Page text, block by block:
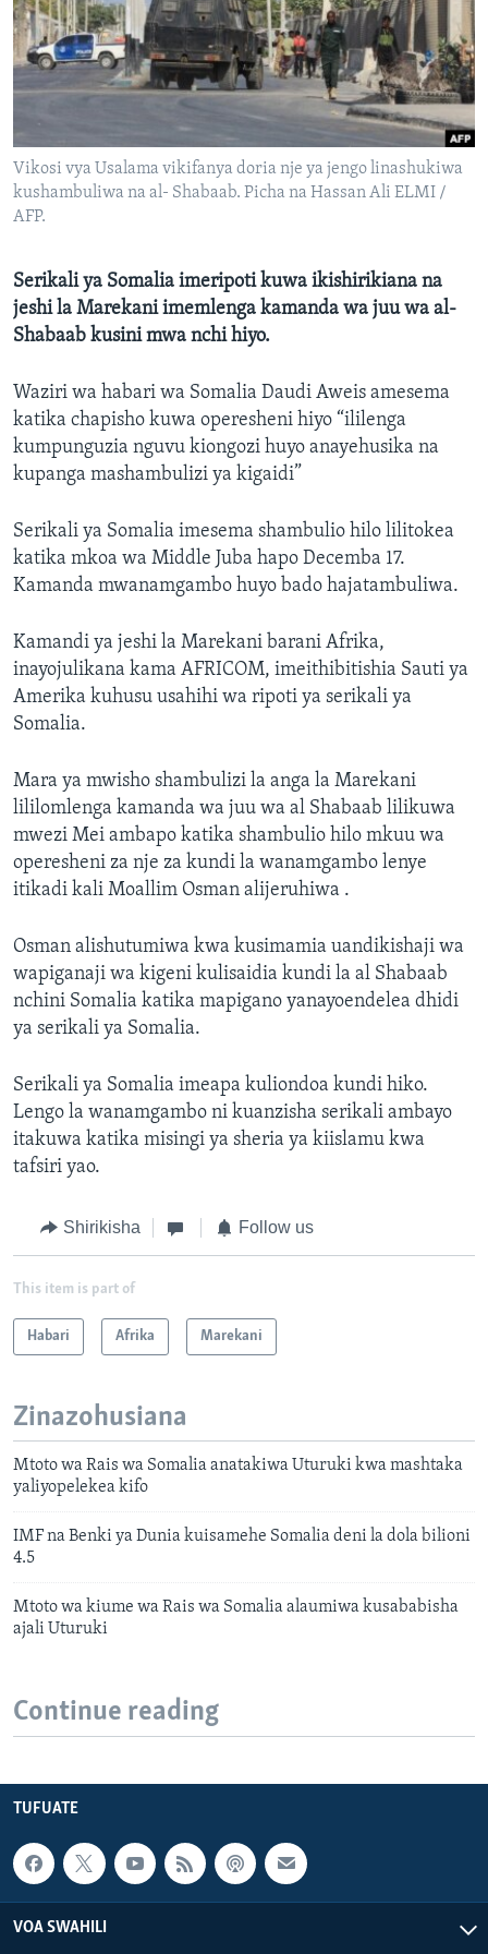
Vikosi vya Usalama vikifanya doria nje ya jengo linashukiwa
kushambuliwa na al- Shabaab. Picha na Hassan Ali ELMI /
AFP.
Serikali ya Somalia imeripoti kuwa ikishirikiana na
jeshi la Marekani imemlenga kamanda wa juu wa al-
Shabaab kusini mwa nchi hiyo.
Waziri wa habari wa Somalia Daudi Aweis amesema
katika chapisho kuwa operesheni hiyo “ililenga
kumpunguzia nguvu kiongozi huyo anayehusika na
kupanga mashambulizi ya kigaidi”
Serikali ya Somalia imesema shambulio hilo lilitokea
katika mkoa wa Middle Juba hapo Decemba 17.
Kamanda mwanamgambo huyo bado hajatambuliwa.
Kamandi ya jeshi la Marekani barani Afrika,
inayojulikana kama AFRICOM, imeithibitishia Sauti ya
Amerika kuhusu usahihi wa ripoti ya serikali ya
Somalia.
Mara ya mwisho shambulizi la anga la Marekani
lililomlenga kamanda wa juu wa al Shabaab lilikuwa
mwezi Mei ambapo katika shambulio hilo mkuu wa
operesheni za nje za kundi la wanamgambo lenye
itikadi kali Moallim Osman alijeruhiwa .
Osman alishutumiwa kwa kusimamia uandikishaji wa
wapiganaji wa kigeni kulisaidia kundi la al Shabaab
nchini Somalia katika mapigano yanayoendelea dhidi
ya serikali ya Somalia.
Serikali ya Somalia imeapa kuliondoa kundi hiko.
Lengo la wanamgambo ni kuanzisha serikali ambayo
itakuwa katika misingi ya sheria ya kiislamu kwa
tafsiri yao.
Shirikisha Follow us
This item is part of
Habari Afrika Marekani
Zinazohusiana
Mtoto wa Rais wa Somalia anatakiwa Uturuki kwa mashtaka
yaliyopelekea kifo
IMF na Benki ya Dunia kuisamehe Somalia deni la dola bilioni
4.5
Mtoto wa kiume wa Rais wa Somalia alaumiwa kusababisha
ajali Uturuki
Continue reading
TUFUATE
VOA SWAHILI